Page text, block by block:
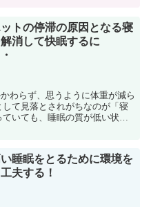
トの停滞の原因となる寝
消して快眠するに
わらず、思うように体重が減ら
て見落とされがちなのが「寝
いても、睡眠の質が低い状態
睡眠をとるために環境を
夫する！